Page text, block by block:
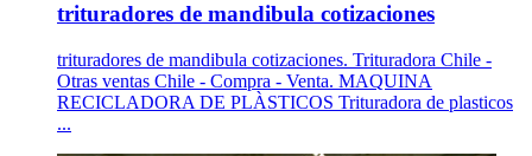
trituradores de mandibula cotizaciones
trituradores de mandibula cotizaciones. Trituradora Chile -
Otras ventas Chile - Compra - Venta. MAQUINA
RECICLADORA DE PLÀSTICOS Trituradora de plasticos
...